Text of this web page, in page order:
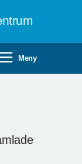
Meny